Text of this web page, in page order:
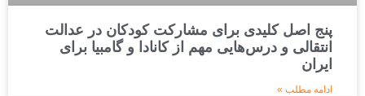
پنج اصل کلیدی برای مشارکت کودکان در عدالت
انتقالی و درس‌هایی مهم از کانادا و گامبیا برای
ایران
ادامه مطلب »